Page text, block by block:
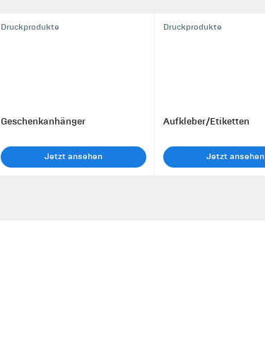
Druckprodukte
Geschenkanhänger
Jetzt ansehen
Druckprodukte
Aufkleber/Etiketten
Jetzt ansehen